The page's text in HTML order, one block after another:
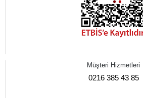
Müşteri Hizmetleri
0216 385 43 85